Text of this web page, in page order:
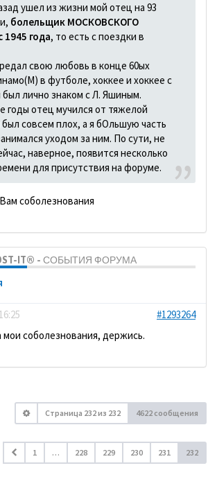
ушел из жизни мой отец на 93
болельщик МОСКОВСКОГО
года, то есть с поездки в
свою любовь в конце 60ых
в футболе, хоккее и хоккее с
лично знаком с Л. Яшиным.
годы отец мучился от тяжелой
совсем плох, а я бОльшую часть
уходом за ним. По сути, не
наверное, появится несколько
для присутствия на форуме.
соболезнования
IT® - СОБЫТИЯ ФОРУМА
#1293264
мои соболезнования, держись.
Страница 232из 232 4622 сообщения
1 … 228 229 230 231 232